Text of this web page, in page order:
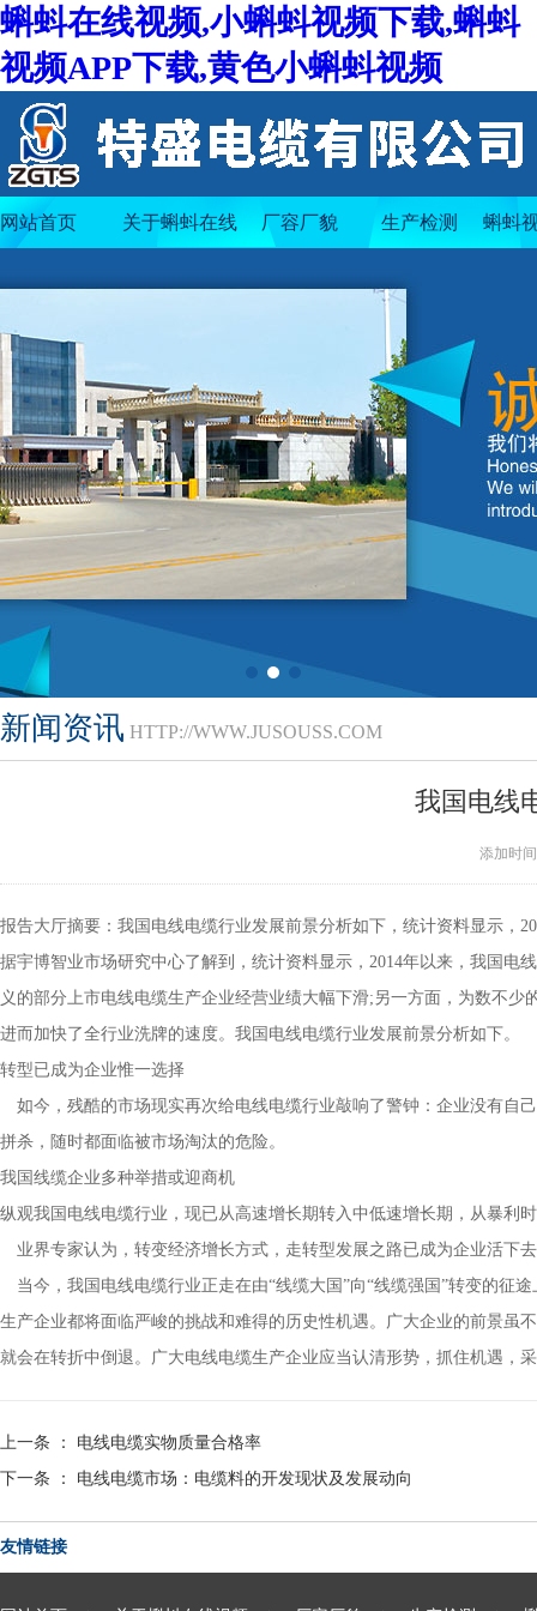
蝌蚪在线视频,小蝌蚪视频下载,蝌蚪
视频APP下载,黄色小蝌蚪视频
网站首页 关于蝌蚪在线 厂容厂貌 生产检测 蝌蚪
新闻资讯 HTTP://WWW.JUSOUSS.COM
我国电线
添加时间
报告大厅摘要：我国电线电缆行业发展前景分析如下，统计资料显示，
据宇博智业市场研究中心了解到，统计资料显示，2014年以来，我
义的部分上市电线电缆生产企业经营业绩大幅下滑;另一方面，为数不
进而加快了全行业洗牌的速度。我国电线电缆行业发展前景分析如下。
转型已成为企业惟一选择
如今，残酷的市场现实再次给电线电缆行业敲响了警钟：企业没有自
拼杀，随时都面临被市场淘汰的危险。
我国线缆企业多种举措或迎商机
纵观我国电线电缆行业，现已从高速增长期转入中低速增长期，从暴利
业界专家认为，转变经济增长方式，走转型发展之路已成为企业活下
当今，我国电线电缆行业正走在由“线缆大国”向“线缆强国”转变的征途上
生产企业都将面临严峻的挑战和难得的历史性机遇。广大企业的前景虽不尽
就会在转折中倒退。广大电线电缆生产企业应当认清形势，抓住机遇
上一条 ： 电线电缆实物质量合格率
下一条 ： 电线电缆市场：电缆料的开发现状及发展动向
友情链接